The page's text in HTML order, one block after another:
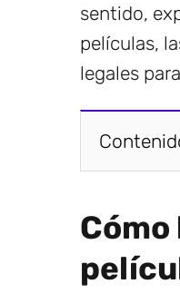
sentido,
películas,
legales